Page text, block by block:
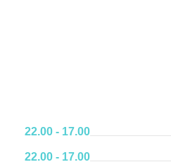
17.00 - 22.00
17.00 - 22.00